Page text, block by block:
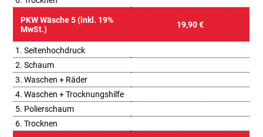
PKW Wäsche 5 (inkl. 19%
MwSt.)
19,90 €
1. Seitenhochdruck
2. Schaum
3. Waschen + Räder
4. Waschen + Trocknungshilfe
5. Polierschaum
6. Trocknen